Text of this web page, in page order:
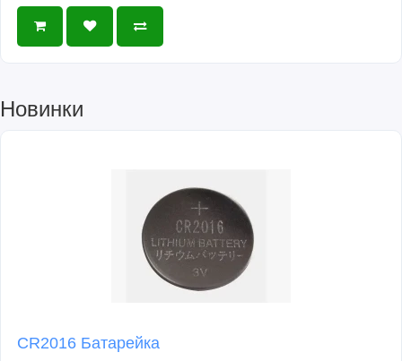
Новинки
CR2016 Батарейка